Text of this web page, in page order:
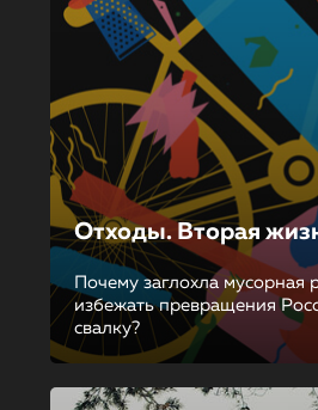
Отходы. Вторая
Почему заглохла мусорная
избежать превращения
свалку?